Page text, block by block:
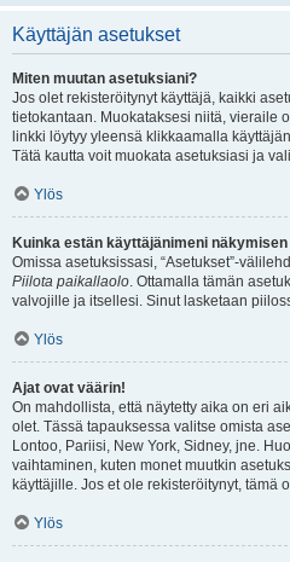
Käyttäjän asetukset
Miten muutan asetuksiani?
Jos olet rekisteröitynyt käyttäjä, kaikki
tietokantaan. Muokataksesi niitä, vieraile
linkki löytyy yleensä klikkaamalla
Tätä kautta voit muokata asetuksiasi ja
Ylös
Kuinka estän käyttäjänimeni
Omissa asetuksissasi, “Asetukset”-
Piilota paikallaolo. Ottamalla tämän
valvojille ja itsellesi. Sinut lasketaan
Ylös
Ajat ovat väärin!
On mahdollista, että näytetty aika on eri
olet. Tässä tapauksessa valitse omista
Lontoo, Pariisi, New York, Sidney, jne.
vaihtaminen, kuten monet muutkin
käyttäjille. Jos et ole rekisteröitynyt, tämä
Ylös